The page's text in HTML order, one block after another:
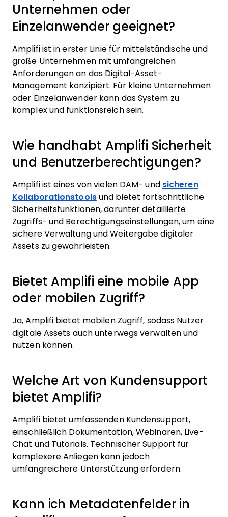
Unternehmen oder
Einzelanwender geeignet?
Amplifi ist in erster Linie für mittelständische und
große Unternehmen mit umfangreichen
Anforderungen an das Digital-Asset-
Management konzipiert. Für kleine Unternehmen
oder Einzelanwender kann das System zu
komplex und funktionsreich sein.
Wie handhabt Amplifi Sicherheit
und Benutzerberechtigungen?
Amplifi ist eines von vielen DAM- und sicheren
Kollaborationstoolsund bietet fortschrittliche
Sicherheitsfunktionen, darunter detaillierte
Zugriffs- und Berechtigungseinstellungen, um eine
sichere Verwaltung und Weitergabe digitaler
Assets zu gewährleisten.
Bietet Amplifi eine mobile App
oder mobilen Zugriff?
Ja, Amplifi bietet mobilen Zugriff, sodass Nutzer
digitale Assets auch unterwegs verwalten und
nutzen können.
Welche Art von Kundensupport
bietet Amplifi?
Amplifi bietet umfassenden Kundensupport,
einschließlich Dokumentation, Webinaren, Live-
Chat und Tutorials. Technischer Support für
komplexere Anliegen kann jedoch
umfangreichere Unterstützung erfordern.
Kann ich Metadatenfelder in